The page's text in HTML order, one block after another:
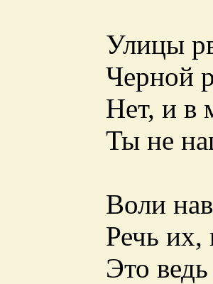
Улицы
Черной
Нет, и в
Ты не
Воли
Речь их,
Это